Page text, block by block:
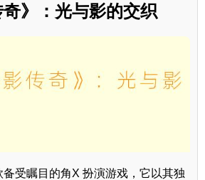
》：光与影的交织
备受瞩目的角X 扮演游戏，它以其独